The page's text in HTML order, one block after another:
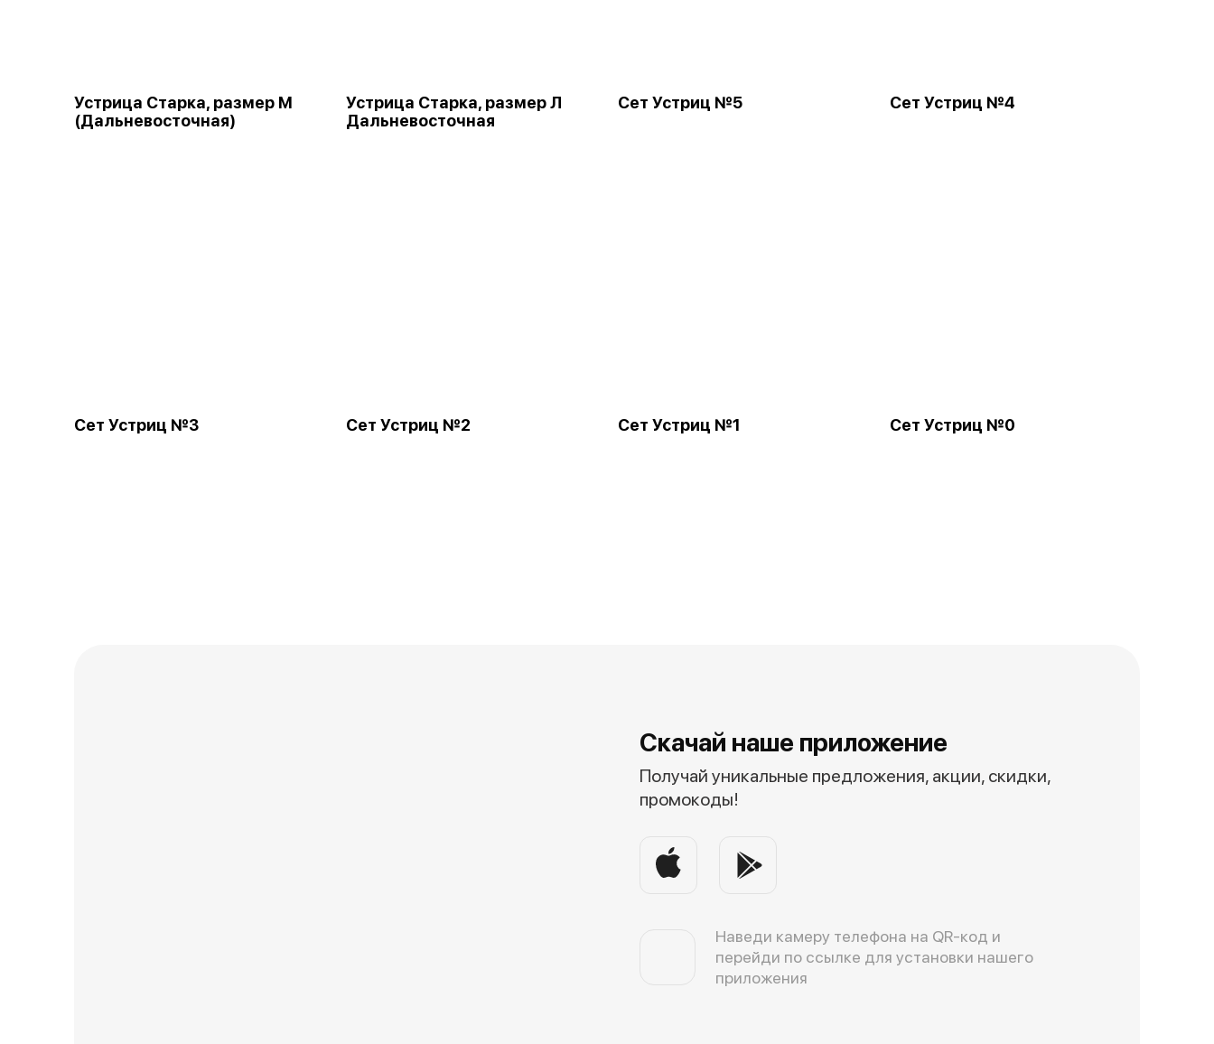
Устрица Старка, размер М
(Дальневосточная)
Устрица Старка, размер Л
Дальневосточная
Сет Устриц №5 Сет Устриц №4
Сет Устриц №3 Сет Устриц №2 Сет Устриц №1 Сет Устриц №0
Скачай наше приложение
Получай уникальные предложения, акции, скидки,
промокоды!
Наведи камеру телефона на QR-код и
перейди по ссылке для установки нашего
приложения